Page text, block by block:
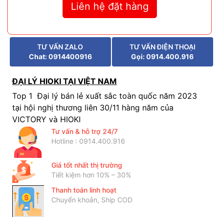
Liên hệ đặt hàng
TƯ VẤN ZALO
Chat: 0914400916
TƯ VẤN ĐIỆN THOẠI
Gọi: 0914.400.916
ĐẠI LÝ HIOKI TẠI VIỆT NAM
Top 1 Đại lý bán lẻ xuất sắc toàn quốc năm 2023
tại hội nghị thương liên 30/11 hàng năm của
VICTORY và HIOKI
Tư vấn & hỗ trợ 24/7
Hotline : 0914.400.916
Giá tốt nhất thị trường
Tiết kiệm hơn 10% – 30%
Thanh toán linh hoạt
Chuyển khoản, Ship COD